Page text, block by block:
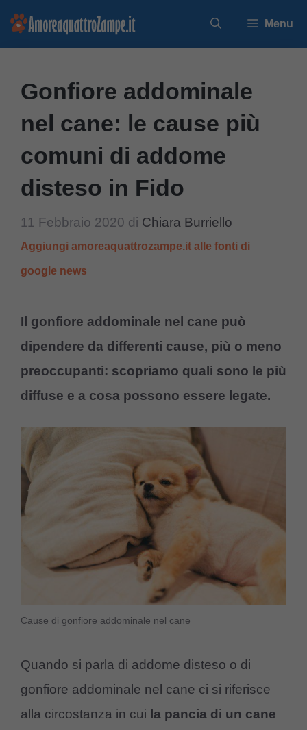
Vai
Menu
Gonfiore addominale
nel cane: le cause più
comuni di addome
disteso in Fido
11 Febbraio 2020 di Chiara Burriello
Aggiungi amoreaquattrozampe.it alle fonti di
google news
Il gonfiore addominale nel cane può
dipendere da differenti cause, più o meno
preoccupanti: scopriamo quali sono le più
diffuse e a cosa possono essere legate.
Cause di gonfiore addominale nel cane
Quando si parla di addome disteso o di
gonfiore addominale nel cane ci si riferisce
alla circostanza in cui la pancia di un cane